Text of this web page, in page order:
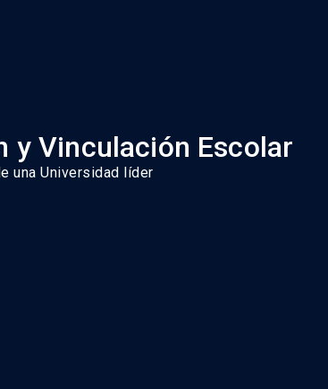
y Vinculación Escolar
una Universidad líder